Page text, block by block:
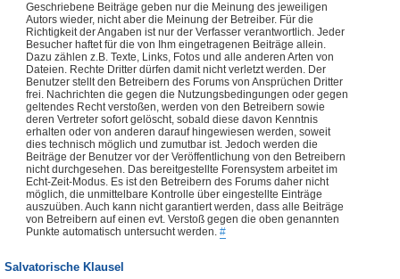
Geschriebene Beiträge geben nur die Meinung des jeweiligen
Autors wieder, nicht aber die Meinung der Betreiber. Für die
Richtigkeit der Angaben ist nur der Verfasser verantwortlich. Jeder
Besucher haftet für die von Ihm eingetragenen Beiträge allein.
Dazu zählen z.B. Texte, Links, Fotos und alle anderen Arten von
Dateien. Rechte Dritter dürfen damit nicht verletzt werden. Der
Benutzer stellt den Betreibern des Forums von Ansprüchen Dritter
frei. Nachrichten die gegen die Nutzungsbedingungen oder gegen
geltendes Recht verstoßen, werden von den Betreibern sowie
deren Vertreter sofort gelöscht, sobald diese davon Kenntnis
erhalten oder von anderen darauf hingewiesen werden, soweit
dies technisch möglich und zumutbar ist. Jedoch werden die
Beiträge der Benutzer vor der Veröffentlichung von den Betreibern
nicht durchgesehen. Das bereitgestellte Forensystem arbeitet im
Echt-Zeit-Modus. Es ist den Betreibern des Forums daher nicht
möglich, die unmittelbare Kontrolle über eingestellte Einträge
auszuüben. Auch kann nicht garantiert werden, dass alle Beiträge
von Betreibern auf einen evt. Verstoß gegen die oben genannten
Punkte automatisch untersucht werden. #
Salvatorische Klausel